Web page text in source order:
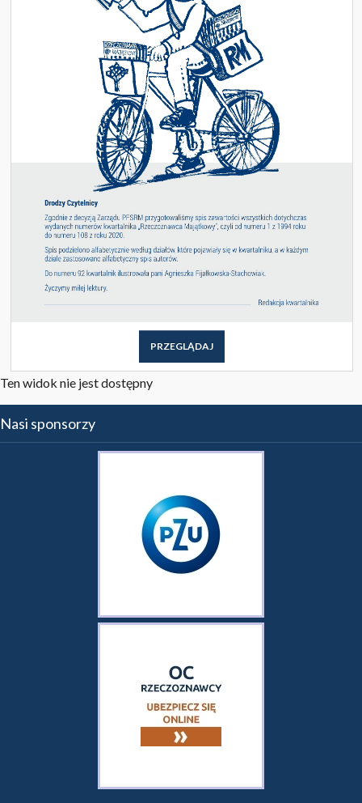
PRZEGLĄDAJ
Ten widok nie jest dostępny
Nasi sponsorzy